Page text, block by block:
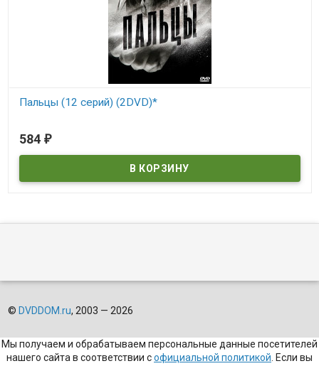
Пальцы (12 серий) (2DVD)*
584 ₽
© DVDDOM.ru, 2003 — 2026
Мы получаем и обрабатываем персональные данные посетителей
нашего сайта в соответствии софициальной политикой. Если вы